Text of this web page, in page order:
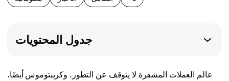
جدول المحتويات
عالم العملات المشفرة لا يتوقف عن التطور. وكريبتوموس أيضًا.